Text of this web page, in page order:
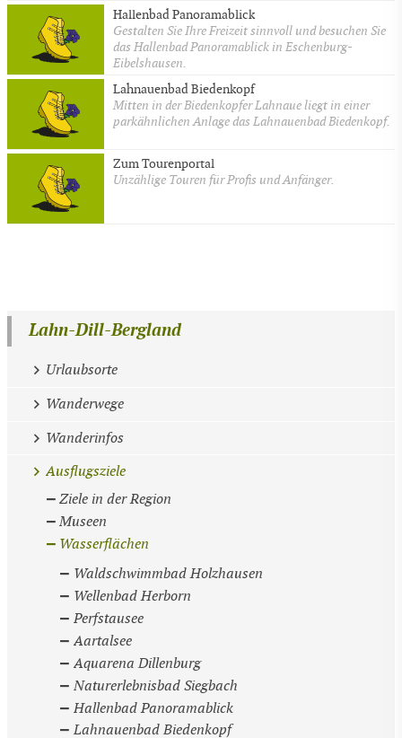
Hallenbad Panoramablick
Gestalten Sie Ihre Freizeit sinnvoll und besuchen Sie
das Hallenbad Panoramablick in Eschenburg-
Eibelshausen.
Lahnauenbad Biedenkopf
Mitten in der Biedenkopfer Lahnaue liegt in einer
parkähnlichen Anlage das Lahnauenbad Biedenkopf.
Zum Tourenportal
Unzählige Touren für Profis und Anfänger.
Lahn-Dill-Bergland
Urlaubsorte
Wanderwege
Wanderinfos
Ausflugsziele
Ziele in der Region
Museen
Wasserflächen
Waldschwimmbad Holzhausen
Wellenbad Herborn
Perfstausee
Aartalsee
Aquarena Dillenburg
Naturerlebnisbad Siegbach
Hallenbad Panoramablick
Lahnauenbad Biedenkopf